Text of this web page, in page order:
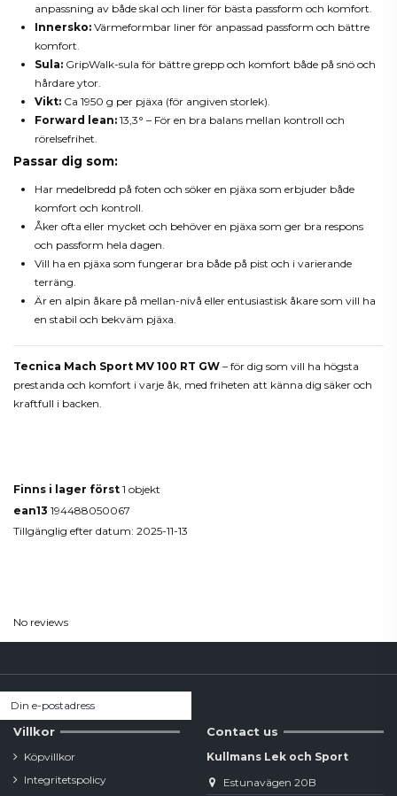
anpassning av både skal och liner för bästa passform och komfort.
Innersko: Värmeformbar liner för anpassad passform och bättre
komfort.
Sula: GripWalk-sula för bättre grepp och komfort både på snö och
hårdare ytor.
Vikt: Ca 1950 g per pjäxa (för angiven storlek).
Forward lean: 13,3° – För en bra balans mellan kontroll och
rörelsefrihet.
Passar dig som:
Har medelbredd på foten och söker en pjäxa som erbjuder både
komfort och kontroll.
Åker ofta eller mycket och behöver en pjäxa som ger bra respons
och passform hela dagen.
Vill ha en pjäxa som fungerar bra både på pist och i varierande
terräng.
Är en alpin åkare på mellan-nivå eller entusiastisk åkare som vill ha
en stabil och bekväm pjäxa.
Tecnica Mach Sport MV 100 RT GW – för dig som vill ha högsta
prestanda och komfort i varje åk, med friheten att känna dig säker och
kraftfull i backen.
Finns i lager först 1 objekt
ean13 194488050067
Tillgänglig efter datum: 2025-11-13
No reviews
Villkor
Köpvillkor
Integritetspolicy
Contact us
Kullmans Lek och Sport
Estunavägen 20B